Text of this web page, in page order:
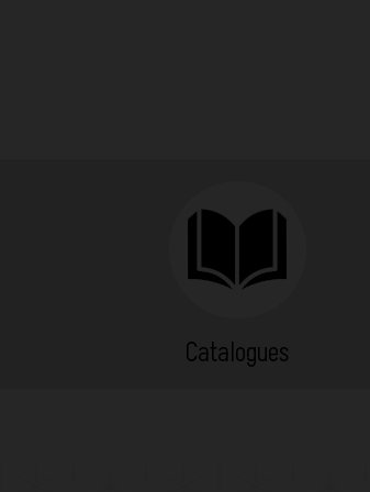
Catalogues